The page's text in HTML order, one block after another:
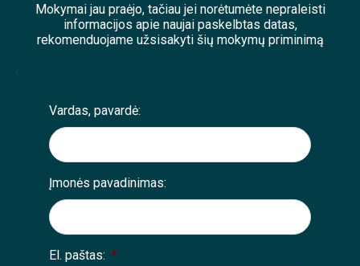
Mokymai jau praėjo, tačiau jei norėtumėte nepraleisti
informacijos apie naujai paskelbtas datas,
rekomenduojame užsisakyti šių mokymų priminimą
;
Vardas, pavardė:
Įmonės pavadinimas:
El. paštas: *